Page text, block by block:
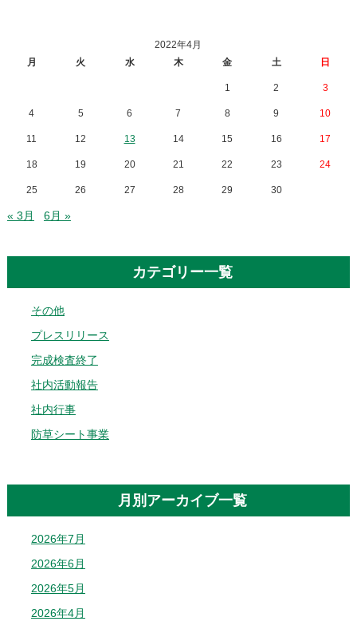
2022年4月
月
火 水 木 金 土 日
1 2 3
4 5 6 7 8 9 10
11 12 13 14 15 16 17
18 19 20 21 22 23 24
25 26 27 28 29 30
« 3月 6月 »
カテゴリー一覧
その他
プレスリリース
完成検査終了
社内活動報告
社内行事
防草シート事業
月別アーカイブ一覧
2026年7月
2026年6月
2026年5月
2026年4月